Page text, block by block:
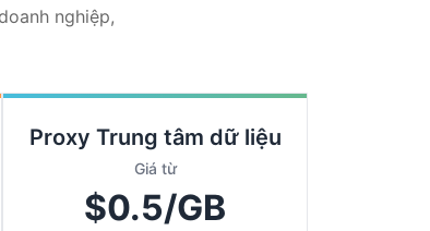
nghiệp,
Proxy Trung tâm dữ liệu
Giá từ
$0.5/GB